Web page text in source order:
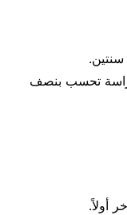
سنتين.
تحسب بنصف
أولاً.